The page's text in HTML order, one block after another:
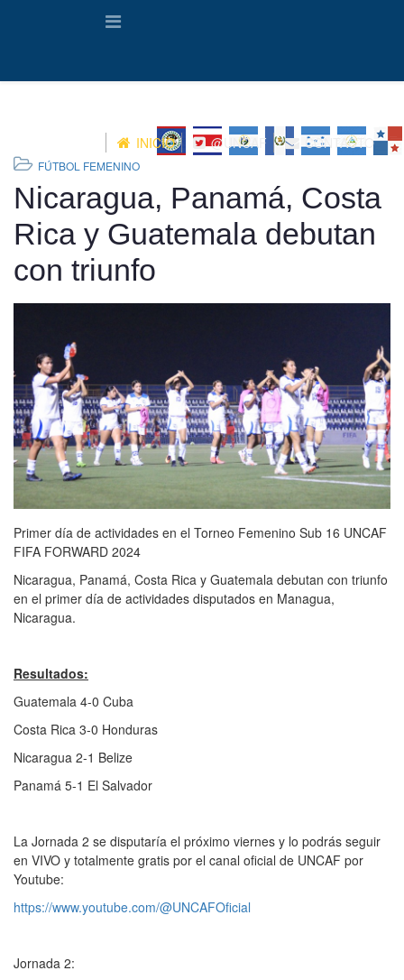
INICIO @UNCAF CONTACTO
FÚTBOL FEMENINO
Nicaragua, Panamá, Costa
Rica y Guatemala debutan
con triunfo
Primer día de actividades en el Torneo Femenino Sub 16 UNCAF
FIFA FORWARD 2024
Nicaragua, Panamá, Costa Rica y Guatemala debutan con triunfo
en el primer día de actividades disputados en Managua,
Nicaragua.
Resultados:
Guatemala 4-0 Cuba
Costa Rica 3-0 Honduras
Nicaragua 2-1 Belize
Panamá 5-1 El Salvador
La Jornada 2 se disputaría el próximo viernes y lo podrás seguir
en VIVO y totalmente gratis por el canal oficial de UNCAF por
Youtube:
https://www.youtube.com/@UNCAFOficial
Jornada 2: